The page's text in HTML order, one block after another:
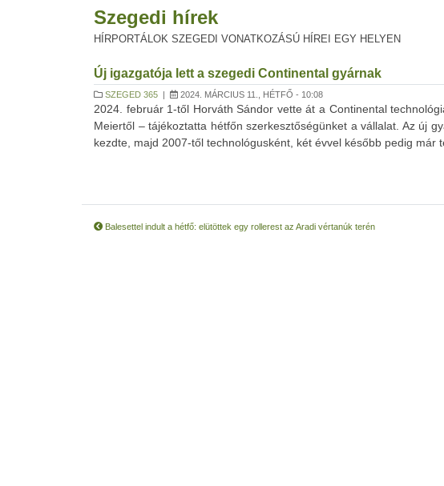
Szegedi hírek
HÍRPORTÁLOK SZEGEDI VONATKOZÁSÚ HÍREI EGY HELYEN
Új igazgatója lett a szegedi Continental gyárnak
SZEGED 365 | 2024. MÁRCIUS 11., HÉTFŐ - 10:08
2024. február 1-től Horváth Sándor vette át a Continental
Meiertől – tájékoztatta hétfőn szerkesztőségünket a vállalat. Az új
kezdte, majd 2007-től technológusként, két évvel később pedig már
Balesettel indult a hétfő: elütöttek egy rollerest az Aradi vértanúk terén